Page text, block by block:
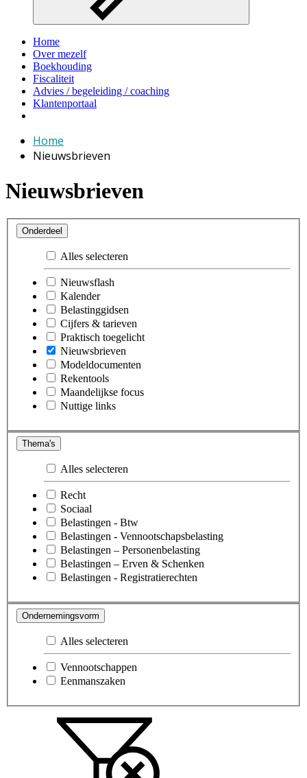
Home
Over mezelf
Boekhouding
Fiscaliteit
Advies / begeleiding / coaching
Klantenportaal
Home
Nieuwsbrieven
Nieuwsbrieven
Onderdeel
Alles selecteren
Nieuwsflash
Kalender
Belastinggidsen
Cijfers & tarieven
Praktisch toegelicht
Nieuwsbrieven
Modeldocumenten
Rekentools
Maandelijkse focus
Nuttige links
Thema's
Alles selecteren
Recht
Sociaal
Belastingen - Btw
Belastingen - Vennootschapsbelasting
Belastingen – Personenbelasting
Belastingen – Erven & Schenken
Belastingen - Registratierechten
Ondernemingsvorm
Alles selecteren
Vennootschappen
Eenmanszaken